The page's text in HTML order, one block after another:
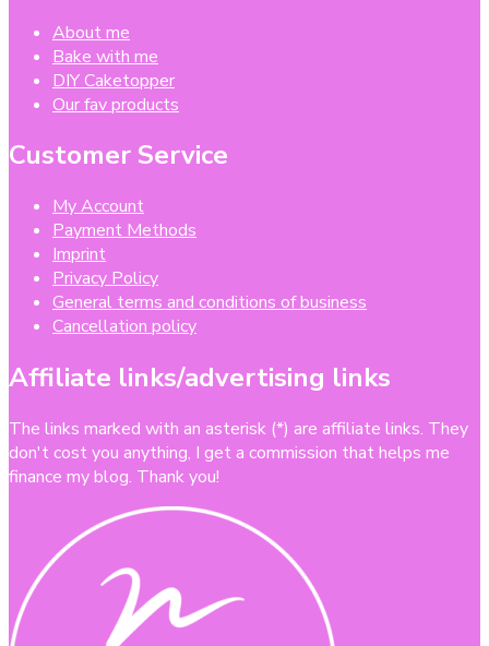
About me
Bake with me
DIY Caketopper
Our fav products
Customer Service
My Account
Payment Methods
Imprint
Privacy Policy
General terms and conditions of business
Cancellation policy
Affiliate links/advertising links
The links marked with an asterisk (*) are affiliate links. They
don't cost you anything, I get a commission that helps me
finance my blog. Thank you!